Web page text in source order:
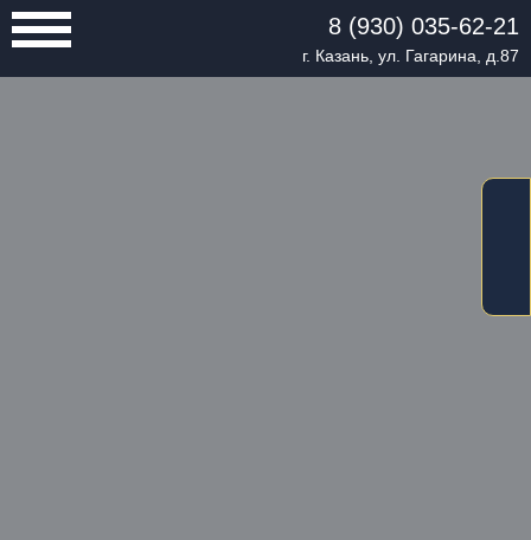
8 (930) 035-62-21
г. Казань, ул. Гагарина, д.87